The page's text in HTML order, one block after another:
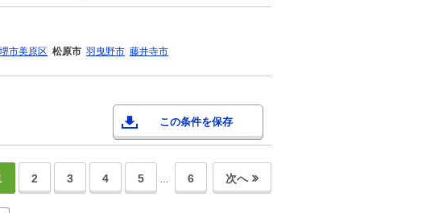
堺市美原区 松原市 羽曳野市 藤井寺市
この条件を保存
2 3 4 5 … 6 次へ